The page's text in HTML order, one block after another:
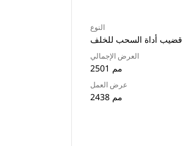
النوع
قضيب أداة السحب للخلف
العرض الإجمالي
2501 مم
عرض العمل
2438 مم